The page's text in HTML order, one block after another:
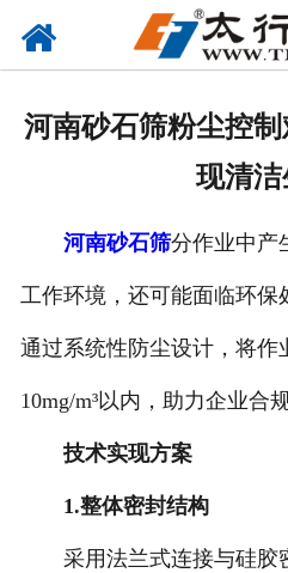
河南砂石筛粉尘控
现清
河南砂石筛分作业中产
工作环境，还可能面临环保
通过系统性防尘设计，将作
10mg/m³以内，助力企业合
技术实现方案
1.整体密封结构
采用法兰式连接与硅胶